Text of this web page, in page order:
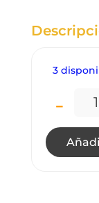
3
-